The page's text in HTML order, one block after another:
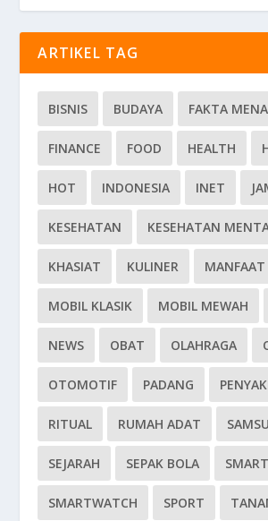
ARTIKEL TAG
BISNIS BUDAYA FAKTA
FINANCE FOOD HEALTH
HOT INDONESIA INET
KESEHATAN KESEHATAN
KHASIAT KULINER MANFAAT
MOBIL KLASIK MOBIL MEWAH
NEWS OBAT OLAHRAGA
OTOMOTIF PADANG
RITUAL RUMAH ADAT
SEJARAH SEPAK BOLA
SMARTWATCH SPORT